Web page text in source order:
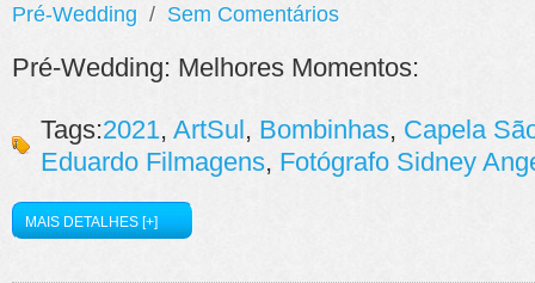
Pré-Wedding / Sem Comentários
Pré-Wedding: Melhores Momentos:
Tags:2021, ArtSul, Bombinhas, Capela
Eduardo Filmagens, Fotógrafo Sidney
MAIS DETALHES [+]